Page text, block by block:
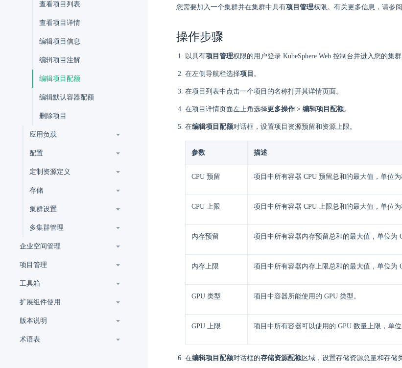
查看项目列表
查看项目详情
编辑项目信息
编辑项目注解
编辑项目配额
编辑默认容器配额
删除项目
应用负载
配置
定制资源定义
存储
集群设置
多集群管理
企业空间管理
项目管理
工具箱
扩展组件使用
版本说明
术语表
您需要加入一个集群并在集群中具有项目管理权限。有关更多信息，请参阅
操作步骤
以具有项目管理权限的用户登录 KubeSphere Web 控制台并进入您的集群
在左侧导航栏选择项目 。
在项目列表中点击一个项目的名称打开其详情页面。
在项目详情页面左上角选择更多操作 > 编辑项目配额。
在编辑项目配额对话框，设置项目资源预留和资源上限。
参数 描述
CPU 预留 项目中所有容器 CPU 预留总和的最大值，单位为
CPU 上限 项目中所有容器 CPU 上限总和的最大值，单位为
内存预留 项目中所有容器内存预留总和的最大值，单位为
内存上限 项目中所有容器内存上限总和的最大值，单位为
GPU 类型 项目中容器所能使用的 GPU 类型。
GPU 上限 项目中所有容器可以使用的 GPU 数量上限，单位
在编辑项目配额对话框的存储资源配额 区域，设置存储资源总量和存储